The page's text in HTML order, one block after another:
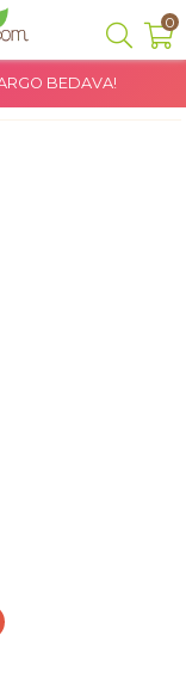
0
BEDAVA!
Sirkesi 500 Ml